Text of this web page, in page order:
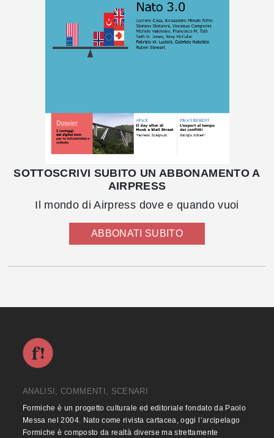
SOTTOSCRIVI SUBITO UN ABBONAMENTO A
AIRPRESS
Il mondo di Airpress dove e quando vuoi
ABBONATI SUBITO
ANALISI, COMMENTI, SCENARI
Formiche è un progetto culturale ed editoriale fondato da Paolo
Messa nel 2004. Nato come rivista cartacea, oggi l’arcipelago
Formiche è composto da realtà diverse ma strettamente